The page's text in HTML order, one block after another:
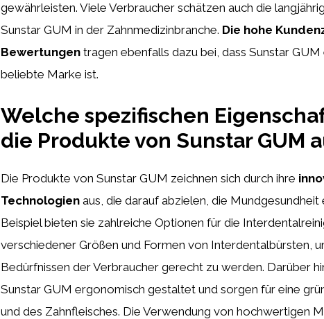
gewährleisten. Viele Verbraucher schätzen auch die
Sunstar GUM in der Zahnmedizinbranche. Die hohe
Bewertungen tragen ebenfalls dazu bei, dass Sunstar
beliebte Marke ist.
Welche spezifischen
die Produkte von Sunstar GUM
Die Produkte von Sunstar GUM zeichnen sich durch ihre
Technologien aus, die darauf abzielen, die
Beispiel bieten sie zahlreiche Optionen für die
verschiedener Größen und Formen von Interdentalbürsten,
Bedürfnissen der Verbraucher gerecht zu werden. Darüber
Sunstar GUM ergonomisch gestaltet und sorgen für eine
und des Zahnfleisches. Die Verwendung von hochwertigen